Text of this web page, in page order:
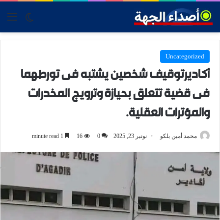
skin
Uncategorized
أكاديرتوقيف شخصين يشتبه فى تورطهما
فى قضية تتعلق بحيازة وترويج المخدرات
والمؤترات العقلية.
محمد أمين بلكو نونبر 23, 2025 0
16